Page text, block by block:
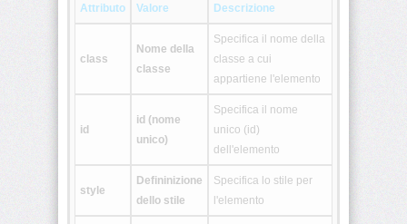
<dd>
<div>
Attributo Valore Descrizione
class
Nome della
classe
Specifica il nome della
classe a cui
appartiene l'elemento
id
id (nome
unico)
Specifica il nome
unico (id)
dell'elemento
style
Defininizione
dello stile
Specifica lo stile per
l'elemento